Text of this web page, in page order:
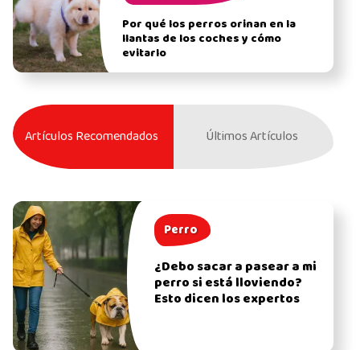
Por qué los perros orinan en la
llantas de los coches y cómo
evitarlo
Artículos Recomendados Últimos Artículos
Perro
¿Debo sacar a pasear a mi
perro si está lloviendo?
Esto dicen los expertos